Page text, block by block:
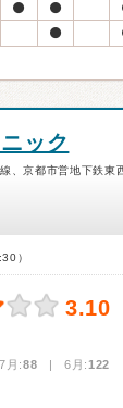
ック
、京都市営地下鉄東
）
3.10
月:88 | 6月:122